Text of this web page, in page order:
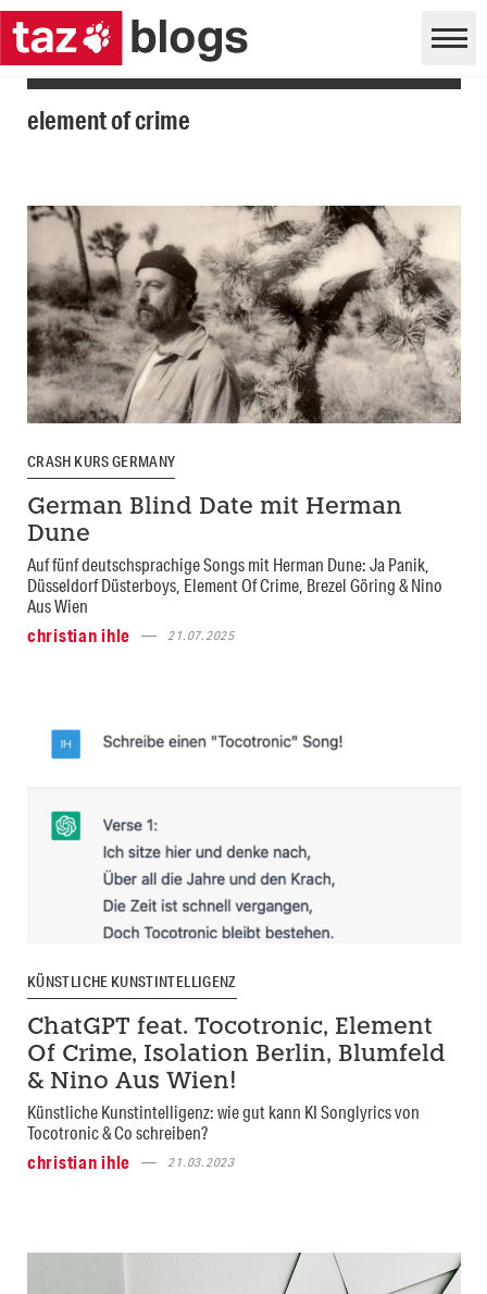
element of crime
CRASH KURS GERMANY
German Blind Date mit Herman
Dune
Auf fünf deutschsprachige Songs mit Herman Dune: Ja Panik,
Düsseldorf Düsterboys, Element Of Crime, Brezel Göring & Nino
Aus Wien
christian ihle
21.07.2025
KÜNSTLICHE KUNSTINTELLIGENZ
ChatGPT feat. Tocotronic, Element
Of Crime, Isolation Berlin, Blumfeld
& Nino Aus Wien!
Künstliche Kunstintelligenz: wie gut kann KI Songlyrics von
Tocotronic & Co schreiben?
christian ihle
21.03.2023